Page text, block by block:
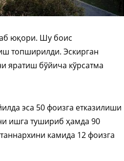
юқори. Шу боис
топширилди. Эскирган
яратиш бўйича кўрсатма
эса 50 фоизга етказилиши
ишга тушириб ҳамда 90
камида 12 фоизга